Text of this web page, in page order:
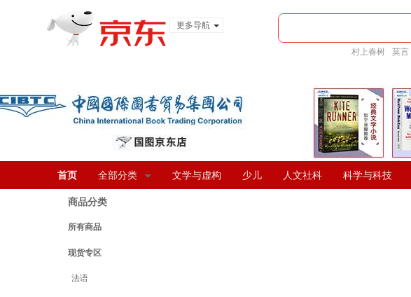
更多导航
村上春树 莫言
首页 全部分类 文学与虚构 少儿 人文社科 科学与科技
商品分类
所有商品
现货专区
法语